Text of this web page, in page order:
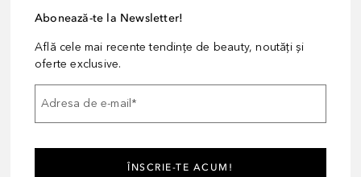
Abonează-te la Newsletter!
Află cele mai recente tendințe de beauty, noutăți și
oferte exclusive.
Adresa de e-mail*
ÎNSCRIE-TE ACUM!